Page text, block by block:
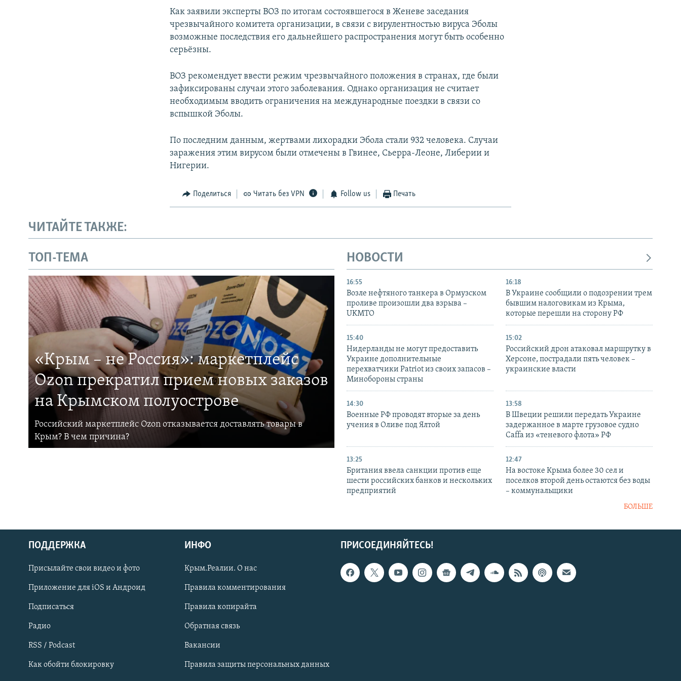
Українською
Qırımtatar
ПРИСОЕДИНЯЙТЕСЬ!
Как заявили эксперты ВОЗ по итогам состоявшегося в Женеве заседания
чрезвычайного комитета организации, в связи с вирулентностью вируса Эболы
возможные последствия его дальнейшего распространения могут быть особенно
серьёзны.
ВОЗ рекомендует ввести режим чрезвычайного положения в странах, где были
зафиксированы случаи этого заболевания. Однако организация не считает
необходимым вводить ограничения на международные поездки в связи со
вспышкой Эболы.
По последним данным, жертвами лихорадки Эбола стали 932 человека. Случаи
заражения этим вирусом были отмечены в Гвинее, Сьерра-Леоне, Либерии и
Нигерии.
Поделиться Читать без VPN Follow us Печать
ЧИТАЙТЕ ТАКЖЕ:
ТОП-ТЕМА
«Крым – не Россия»: маркетплейс
Ozon прекратил прием новых заказов
на Крымском полуострове
Российский маркетплейс Ozon отказывается доставлять товары в
Крым? В чем причина?
НОВОСТИ
16:55
Возле нефтяного танкера в Ормузском
проливе произошли два взрыва –
UKMTO
16:18
В Украине сообщили о подозрении трем
бывшим налоговикам из Крыма,
которые перешли на сторону РФ
15:40
Нидерланды не могут предоставить
Украине дополнительные
перехватчики Patriot из своих запасов –
Минобороны страны
15:02
Российский дрон атаковал маршрутку в
Херсоне, пострадали пять человек –
украинские власти
14:30
Военные РФ проводят вторые за день
учения в Оливе под Ялтой
13:58
В Швеции решили передать Украине
задержанное в марте грузовое судно
Caffa из «теневого флота» РФ
13:25
Британия ввела санкции против еще
шести российских банков и нескольких
предприятий
12:47
На востоке Крыма более 30 сел и
поселков второй день остаются без воды
– коммунальщики
БОЛЬШЕ
ПРИСОЕДИНЯЙТЕСЬ!
ПОДДЕРЖКА
Присылайте свои видео и фото
Приложение для iOS и Андроид
Подписаться
Радио
RSS / Podcast
Как обойти блокировку
ИНФО
Крым.Реалии. О нас
Правила комментирования
Правила копирайта
Обратная связь
Вакансии
Правила защиты персональных данных